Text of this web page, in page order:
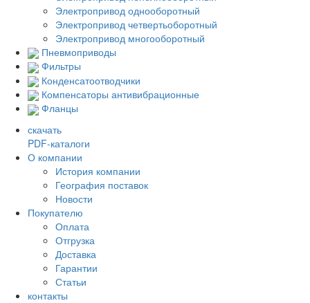
Электропривод однооборотный
Электропривод четвертьоборотный
Электропривод многооборотный
Пневмоприводы
Фильтры
Конденсатоотводчики
Компенсаторы антивибрационные
Фланцы
скачать
PDF-каталоги
О компании
История компании
География поставок
Новости
Покупателю
Оплата
Отгрузка
Доставка
Гарантии
Статьи
контакты